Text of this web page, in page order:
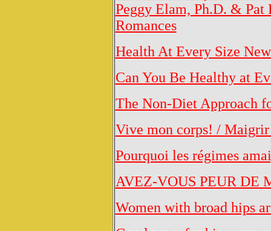
Peggy Elam, Ph.D. & Pat
Romances
Health At Every Size
Can You Be Healthy at
The Non-Diet Approach
Vive mon corps! / Maigrir
Pourquoi les régimes
AVEZ-VOUS PEUR DE
Women with broad hips